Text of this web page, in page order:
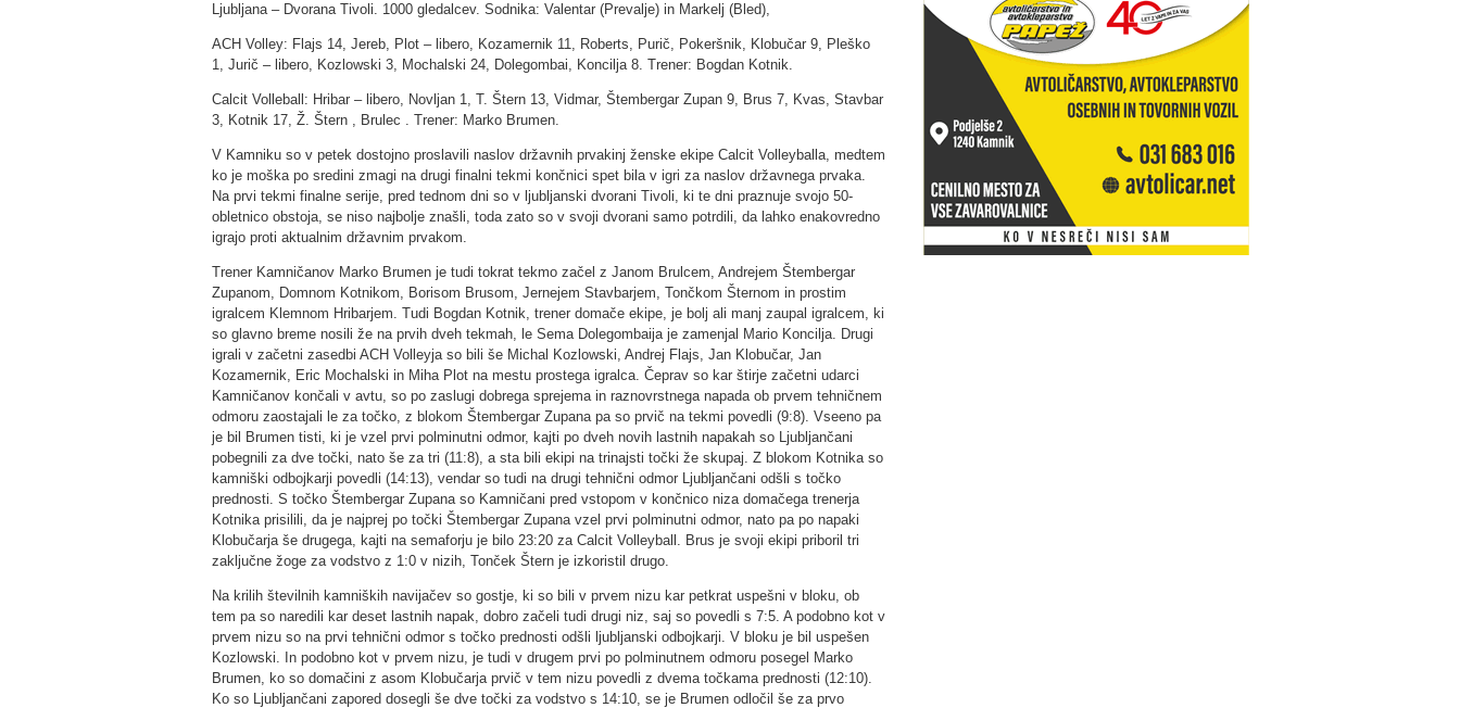
Ljubljana – Dvorana Tivoli. 1000 gledalcev. Sodnika: Valentar (Prevalje) in Markelj (Bled),
ACH Volley: Flajs 14, Jereb, Plot – libero, Kozamernik 11, Roberts, Purič, Pokeršnik, Klobučar 9, Pleško
1, Jurič – libero, Kozlowski 3, Mochalski 24, Dolegombai, Koncilja 8. Trener: Bogdan Kotnik.
Calcit Volleball: Hribar – libero, Novljan 1, T. Štern 13, Vidmar, Štembergar Zupan 9, Brus 7, Kvas, Stavbar
3, Kotnik 17, Ž. Štern , Brulec . Trener: Marko Brumen.
V Kamniku so v petek dostojno proslavili naslov državnih prvakinj ženske ekipe Calcit Volleyballa, medtem
ko je moška po sredini zmagi na drugi finalni tekmi končnici spet bila v igri za naslov državnega prvaka.
Na prvi tekmi finalne serije, pred tednom dni so v ljubljanski dvorani Tivoli, ki te dni praznuje svojo 50-
obletnico obstoja, se niso najbolje znašli, toda zato so v svoji dvorani samo potrdili, da lahko enakovredno
igrajo proti aktualnim državnim prvakom.
Trener Kamničanov Marko Brumen je tudi tokrat tekmo začel z Janom Brulcem, Andrejem Štembergar
Zupanom, Domnom Kotnikom, Borisom Brusom, Jernejem Stavbarjem, Tončkom Šternom in prostim
igralcem Klemnom Hribarjem. Tudi Bogdan Kotnik, trener domače ekipe, je bolj ali manj zaupal igralcem, ki
so glavno breme nosili že na prvih dveh tekmah, le Sema Dolegombaija je zamenjal Mario Koncilja. Drugi
igrali v začetni zasedbi ACH Volleyja so bili še Michal Kozlowski, Andrej Flajs, Jan Klobučar, Jan
Kozamernik, Eric Mochalski in Miha Plot na mestu prostega igralca. Čeprav so kar štirje začetni udarci
Kamničanov končali v avtu, so po zaslugi dobrega sprejema in raznovrstnega napada ob prvem tehničnem
odmoru zaostajali le za točko, z blokom Štembergar Zupana pa so prvič na tekmi povedli (9:8). Vseeno pa
je bil Brumen tisti, ki je vzel prvi polminutni odmor, kajti po dveh novih lastnih napakah so Ljubljančani
pobegnili za dve točki, nato še za tri (11:8), a sta bili ekipi na trinajsti točki že skupaj. Z blokom Kotnika so
kamniški odbojkarji povedli (14:13), vendar so tudi na drugi tehnični odmor Ljubljančani odšli s točko
prednosti. S točko Štembergar Zupana so Kamničani pred vstopom v končnico niza domačega trenerja
Kotnika prisilili, da je najprej po točki Štembergar Zupana vzel prvi polminutni odmor, nato pa po napaki
Klobučarja še drugega, kajti na semaforju je bilo 23:20 za Calcit Volleyball. Brus je svoji ekipi priboril tri
zaključne žoge za vodstvo z 1:0 v nizih, Tonček Štern je izkoristil drugo.
Na krilih številnih kamniških navijačev so gostje, ki so bili v prvem nizu kar petkrat uspešni v bloku, ob
tem pa so naredili kar deset lastnih napak, dobro začeli tudi drugi niz, saj so povedli s 7:5. A podobno kot v
prvem nizu so na prvi tehnični odmor s točko prednosti odšli ljubljanski odbojkarji. V bloku je bil uspešen
Kozlowski. In podobno kot v prvem nizu, je tudi v drugem prvi po polminutnem odmoru posegel Marko
Brumen, ko so domačini z asom Klobučarja prvič v tem nizu povedli z dvema točkama prednosti (12:10).
Ko so Ljubljančani zapored dosegli še dve točki za vodstvo s 14:10, se je Brumen odločil še za prvo